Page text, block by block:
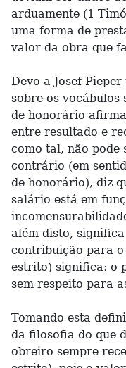
arduamente (1
uma forma de
valor da obra que
Devo a Josef
sobre os
de honorário
entre resultado e
como tal, não pode
contrário (em
de honorário), diz
salário está em
além disto,
contribuição para o
estrito) significa: o
sem respeito para
Tomando esta
da filosofia do que
obreiro sempre